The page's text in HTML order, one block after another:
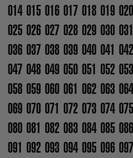
014 015 016 017 018 019 020
025 026 027 028 029 030 031
036 037 038 039 040 041 042
047 048 049 050 051 052 053
058 059 060 061 062 063 064
069 070 071 072 073 074 075
080 081 082 083 084 085 086
091 092 093 094 095 096 097